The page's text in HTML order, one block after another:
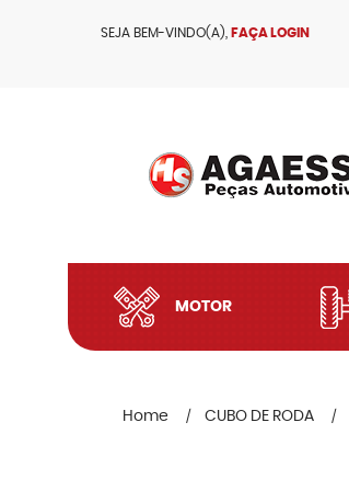
SEJA BEM-VINDO(A), FAÇA LOGIN
MOTOR
Home CUBO DE RODA